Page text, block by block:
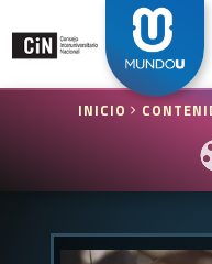
INICIO